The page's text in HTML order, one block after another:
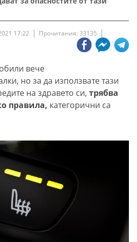
17:22 Прочитания: 33135
вече
но за да използвате тази
на здравето си, трябва
правила, категорични са